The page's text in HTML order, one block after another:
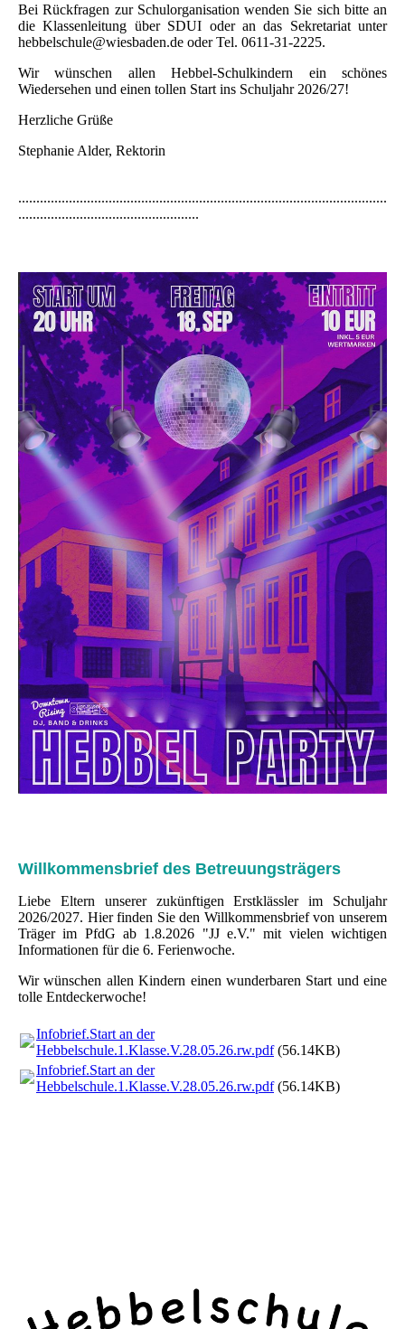
Bei Rückfragen zur Schulorganisation wenden Sie sich bitte an
die Klassenleitung über SDUI oder an das Sekretariat unter
hebbelschule@wiesbaden.de oder Tel. 0611-31-2225.
Wir wünschen allen Hebbel-Schulkindern ein schönes
Wiedersehen und einen tollen Start ins Schuljahr 2026/27!
Herzliche Grüße
Stephanie Alder, Rektorin
......................................................................................................
..................................................
Willkommensbrief des Betreuungsträgers
Liebe Eltern unserer zukünftigen Erstklässler im Schuljahr
2026/2027. Hier finden Sie den Willkommensbrief von unserem
Träger im PfdG ab 1.8.2026 "JJ e.V." mit vielen wichtigen
Informationen für die 6. Ferienwoche.
Wir wünschen allen Kindern einen wunderbaren Start und eine
tolle Entdeckerwoche!
Infobrief.Start an der
Hebbelschule.1.Klasse.V.28.05.26.rw.pdf(56.14KB)
Infobrief.Start an der
Hebbelschule.1.Klasse.V.28.05.26.rw.pdf(56.14KB)